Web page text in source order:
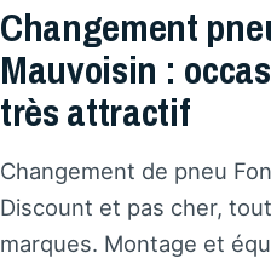
Changement
Mauvoisin :
très attractif
Changement de pneu
Discount et pas cher,
marques. Montage et